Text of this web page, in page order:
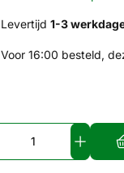
Levertijd 1-3
Voor 16:00 besteld,